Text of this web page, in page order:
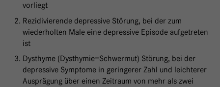
vorliegt
Rezidivierende depressive Störung, bei der zum
wiederholten Male eine depressive Episode aufgetreten
ist
Dysthyme (Dysthymie=Schwermut) Störung, bei der
depressive Symptome in geringerer Zahl und leichterer
Ausprägung über einen Zeitraum von mehr als zwei